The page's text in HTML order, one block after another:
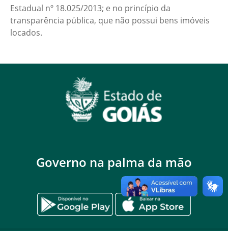
Estadual nº 18.025/2013; e no princípio da
transparência pública, que não possui bens imóveis
locados.
Governo na palma da mão